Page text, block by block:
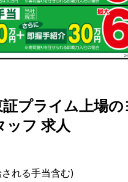
証プライム上場
ッフ 求人
れる手当含む)